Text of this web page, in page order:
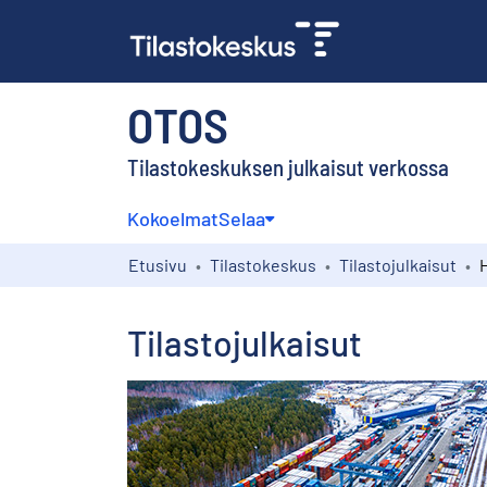
OTOS
Tilastokeskuksen julkaisut verkossa
KokoelmatSelaa
Etusivu Tilastokeskus Tilastojulkaisut
Tilastojulkaisut